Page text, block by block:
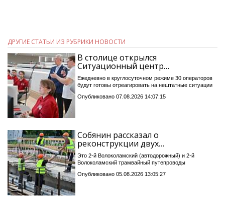
ДРУГИЕ СТАТЬИ ИЗ РУБРИКИ НОВОСТИ
В столице открылся
Ситуационный центр…
Ежедневно в круглосуточном режиме 30 операторов
будут готовы отреагировать на нештатные ситуации
Опубликовано 07.08.2026 14:07:15
Собянин рассказал о
реконструкции двух…
Это 2-й Волоколамский (автодорожный) и 2-й
Волоколамский трамвайный путепроводы
Опубликовано 05.08.2026 13:05:27